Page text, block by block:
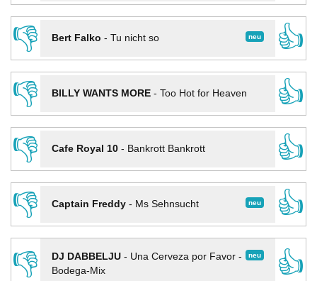
👎
neu
Bert Falko - Tu nicht so
👍
👎
BILLY WANTS MORE- Too Hot for Heaven
👍
👎
Cafe Royal 10- Bankrott Bankrott
👍
👎
neu
Captain Freddy- Ms Sehnsucht
👍
👎
neu
DJ DABBELJU- Una Cerveza por Favor -
Bodega-Mix
👍